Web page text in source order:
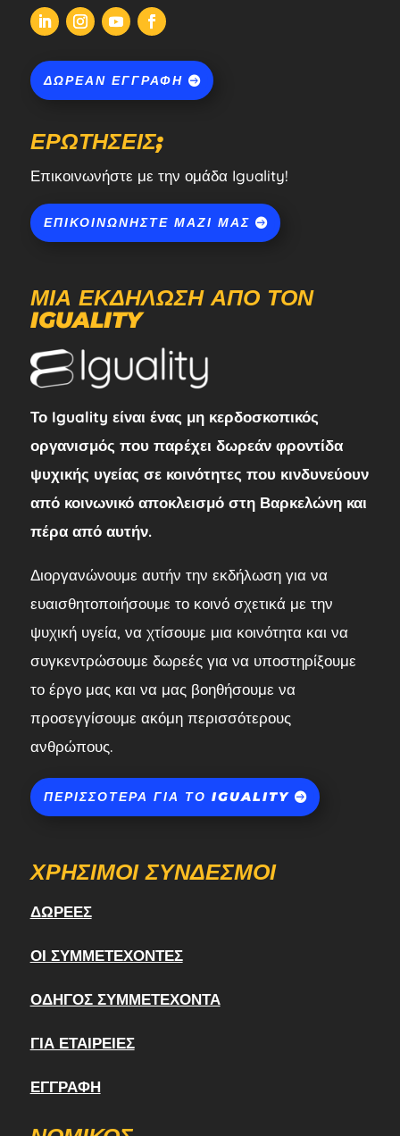
ΔΩΡΕΆΝ ΕΓΓΡΑΦΉ
ΕΡΩΤΉΣΕΙΣ;
Επικοινωνήστε με την ομάδα Iguality!
ΕΠΙΚΟΙΝΩΝΉΣΤΕ ΜΑΖΊ ΜΑΣ
ΜΙΑ ΕΚΔΉΛΩΣΗ ΑΠΌ ΤΟΝ
IGUALITY
Το Iguality είναι ένας μη κερδοσκοπικός
οργανισμός που παρέχει δωρεάν φροντίδα
ψυχικής υγείας σε κοινότητες που κινδυνεύουν
από κοινωνικό αποκλεισμό στη Βαρκελώνη και
πέρα από αυτήν.
Διοργανώνουμε αυτήν την εκδήλωση για να
ευαισθητοποιήσουμε το κοινό σχετικά με την
ψυχική υγεία, να χτίσουμε μια κοινότητα και να
συγκεντρώσουμε δωρεές για να υποστηρίξουμε
το έργο μας και να μας βοηθήσουμε να
προσεγγίσουμε ακόμη περισσότερους
ανθρώπους.
ΠΕΡΙΣΣΌΤΕΡΑ ΓΙΑ ΤΟ IGUALITY
ΧΡΉΣΙΜΟΙ ΣΎΝΔΕΣΜΟΙ
ΔΩΡΕΈΣ
ΟΙ ΣΥΜΜΕΤΈΧΟΝΤΕΣ
ΟΔΗΓΌΣ ΣΥΜΜΕΤΈΧΟΝΤΑ
ΓΙΑ ΕΤΑΙΡΕΊΕΣ
ΕΓΓΡΑΦΉ